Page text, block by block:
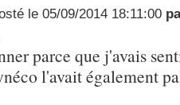
le 05/09/2014 18:11:00
parce que j'avais
l'avait également